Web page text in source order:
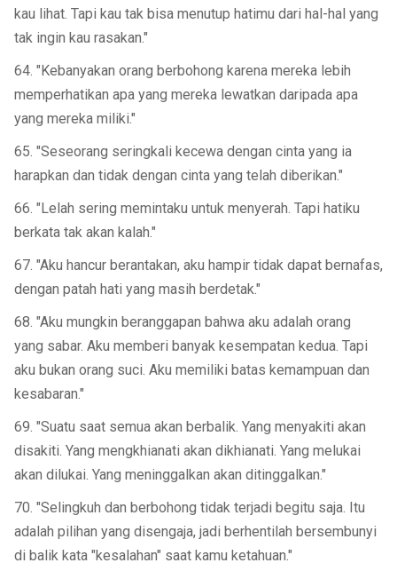
kau lihat. Tapi kau tak bisa menutup hatimu dari hal-hal yang
tak ingin kau rasakan."
64. "Kebanyakan orang berbohong karena mereka lebih
memperhatikan apa yang mereka lewatkan daripada apa
yang mereka miliki."
65. "Seseorang seringkali kecewa dengan cinta yang ia
harapkan dan tidak dengan cinta yang telah diberikan."
66. "Lelah sering memintaku untuk menyerah. Tapi hatiku
berkata tak akan kalah."
67. "Aku hancur berantakan, aku hampir tidak dapat bernafas,
dengan patah hati yang masih berdetak."
68. "Aku mungkin beranggapan bahwa aku adalah orang
yang sabar. Aku memberi banyak kesempatan kedua. Tapi
aku bukan orang suci. Aku memiliki batas kemampuan dan
kesabaran."
69. "Suatu saat semua akan berbalik. Yang menyakiti akan
disakiti. Yang mengkhianati akan dikhianati. Yang melukai
akan dilukai. Yang meninggalkan akan ditinggalkan."
70. "Selingkuh dan berbohong tidak terjadi begitu saja. Itu
adalah pilihan yang disengaja, jadi berhentilah bersembunyi
di balik kata "kesalahan" saat kamu ketahuan."